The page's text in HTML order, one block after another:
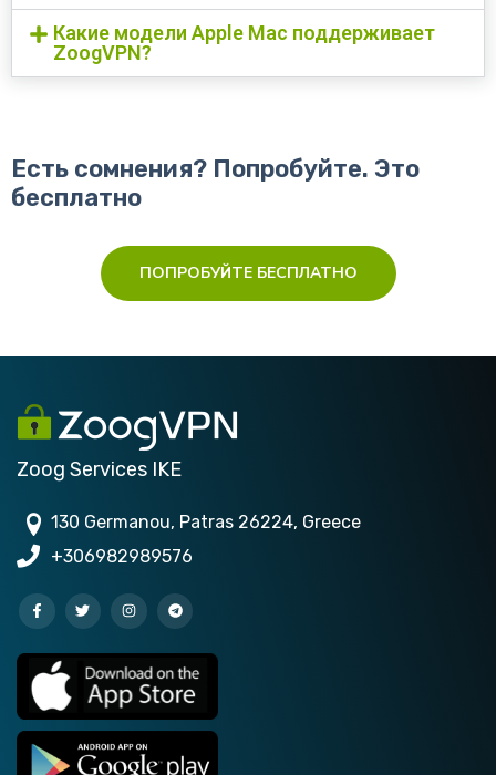
Какие модели Apple Mac поддерживает
ZoogVPN?
Есть сомнения? Попробуйте. Это
бесплатно
ПОПРОБУЙТЕ БЕСПЛАТНО
Zoog Services IKE
130 Germanou, Patras 26224, Greece
+306982989576